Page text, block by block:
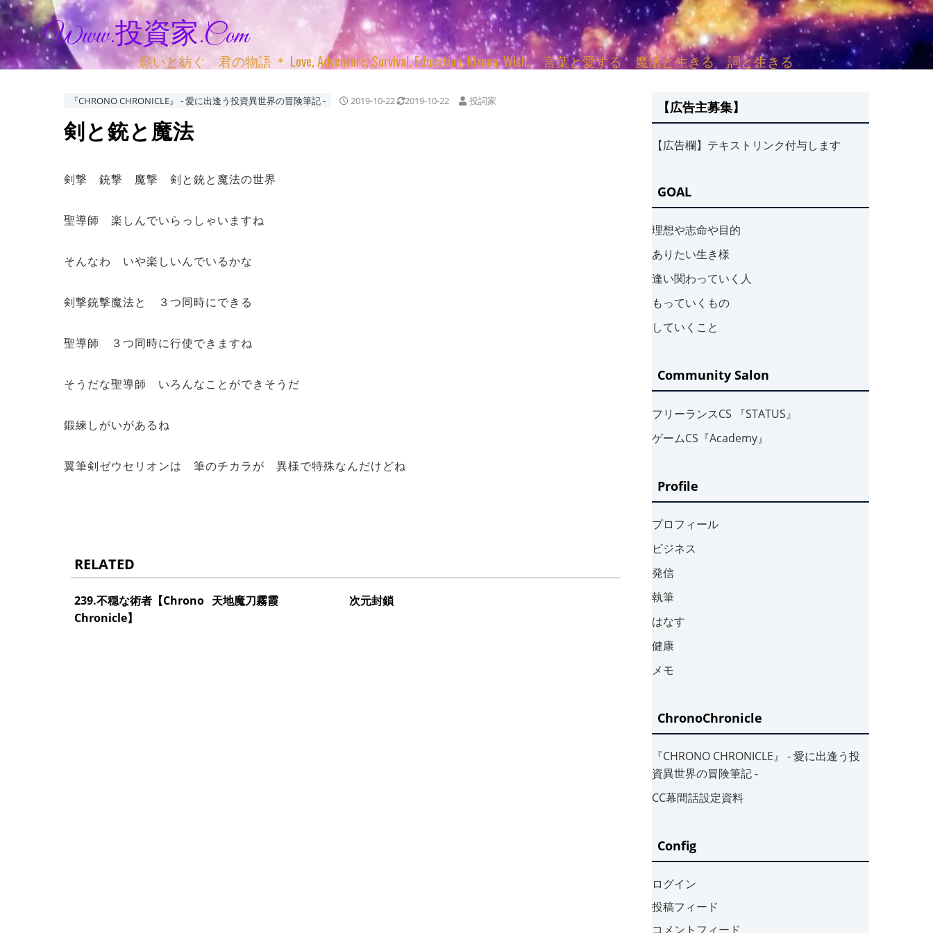
Www.投資家.com
願いと紡ぐ 君の物語 ＊ Love, Adventure, Survival, Education, Kizuna, Wish. 言葉と愛する 魔法と生きる 詞と生きる
『CHRONO CHRONICLE』 ‐ 愛に出逢う投資異世界の冒険筆記 ‐ 2019-10-22 2019-10-22 投詞家
剣と銃と魔法
剣撃 銃撃 魔撃 剣と銃と魔法の世界
聖導師 楽しんでいらっしゃいますね
そんなわ いや楽しいんでいるかな
剣撃銃撃魔法と ３つ同時にできる
聖導師 ３つ同時に行使できますね
そうだな聖導師 いろんなことができそうだ
鍛練しがいがあるね
翼筆剣ゼウセリオンは 筆のチカラが 異様で特殊なんだけどね
RELATED
239.不穏な術者【Chrono
Chronicle】
天地魔刀霧霞 次元封鎖
【広告主募集】
【広告欄】テキストリンク付与します
GOAL
理想や志命や目的
ありたい生き様
逢い関わっていく人
もっていくもの
していくこと
Community Salon
フリーランスCS 『STATUS』
ゲームCS『Academy』
Profile
プロフィール
ビジネス
発信
執筆
はなす
健康
メモ
ChronoChronicle
『CHRONO CHRONICLE』 ‐ 愛に出逢う投
資異世界の冒険筆記 ‐
CC幕間話設定資料
Config
ログイン
投稿フィード
コメントフィード